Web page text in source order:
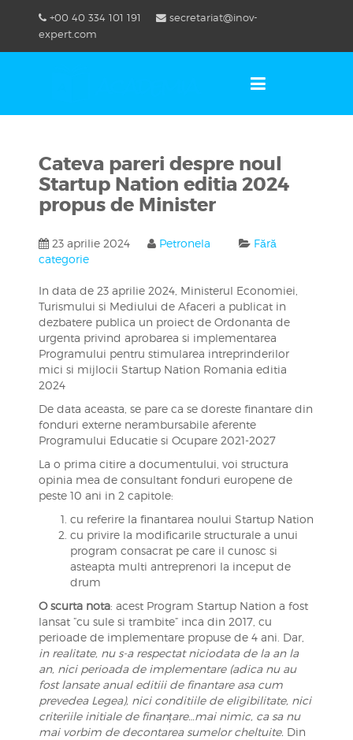
content
+00 40 334 101 191
secretariat@inov-
expert.com
Cateva pareri despre noul
Startup Nation editia 2024
propus de Minister
23 aprilie 2024 Petronela
Fără
categorie
In data de 23 aprilie 2024, Ministerul Economiei,
Turismului si Mediului de Afaceri a publicat in
dezbatere publica un proiect de Ordonanta de
urgenta privind aprobarea si implementarea
Programului pentru stimularea intreprinderilor
mici si mijlocii Startup Nation Romania editia
2024
De data aceasta, se pare ca se doreste finantare din
fonduri externe nerambursabile aferente
Programului Educatie si Ocupare 2021-2027
La o prima citire a documentului, voi structura
opinia mea de consultant fonduri europene de
peste 10 ani in 2 capitole:
cu referire la finantarea noului Startup Nation
cu privire la modificarile structurale a unui
program consacrat pe care il cunosc si
asteapta multi antreprenori la inceput de
drum
O scurta nota: acest Program Startup Nation a fost
lansat ”cu sule si trambite” inca din 2017, cu
perioade de implementare propuse de 4 ani. Dar,
in realitate, nu s-a respectat niciodata de la an la
an, nici perioada de implementare (adica nu au
fost lansate anual editiii de finantare asa cum
prevedea Legea), nici conditiile de eligibilitate, nici
criteriile initiale de finanțare…mai nimic, ca sa nu
mai vorbim de decontarea sumelor cheltuite. Din